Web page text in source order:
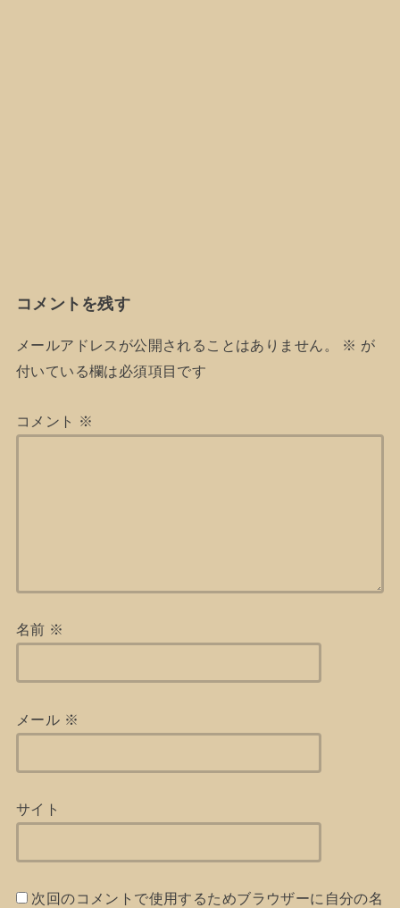
コメントを残す
メールアドレスが公開されることはありません。 ※ が
付いている欄は必須項目です
コメント ※
名前 ※
メール ※
サイト
次回のコメントで使用するためブラウザーに自分の名